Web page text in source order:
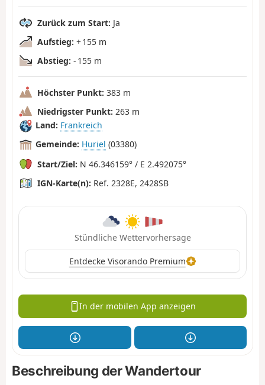
Zurück zum Start: Ja
Aufstieg: + 155 m
Abstieg: - 155 m
Höchster Punkt: 383 m
Niedrigster Punkt: 263 m
Land: Frankreich
Gemeinde: Huriel (03380)
Start/Ziel: N 46.346159° / E 2.492075°
IGN-Karte(n): Ref. 2328E, 2428SB
Stündliche Wettervorhersage
Entdecke Visorando Premium
In der mobilen App anzeigen
Beschreibung der Wandertour